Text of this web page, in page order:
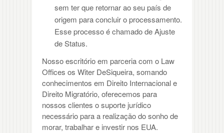
sem ter que retornar ao seu país de
origem para concluir o processamento.
Esse processo é chamado de Ajuste
de Status.
Nosso escritório em parceria com o Law
Offices os Witer DeSiqueira, somando
conhecimentos em Direito Internacional e
Direito Migratório, oferecemos para
nossos clientes o suporte jurídico
necessário para a realização do sonho de
morar, trabalhar e investir nos EUA.